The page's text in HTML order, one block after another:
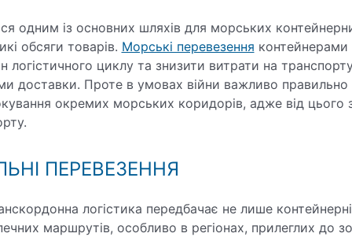
одним із основних шляхів для морських
обсяги товарів. Морські перевезення
логістичного циклу та знизити витрати на
доставки. Проте в умовах війни важливо правильно
окремих морських коридорів, адже від цього
ПЕРЕВЕЗЕННЯ
логістика передбачає не лише
маршрутів, особливо в регіонах, прилеглих до